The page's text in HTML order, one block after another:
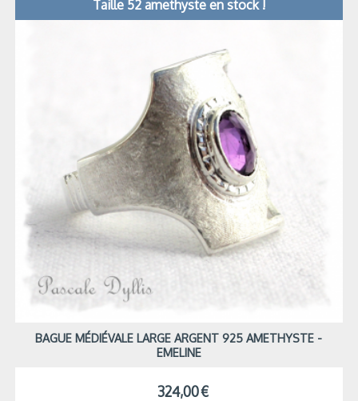
Taille 52 amethyste en stock !
BAGUE MÉDIÉVALE LARGE ARGENT 925 AMETHYSTE -
EMELINE
324,00€